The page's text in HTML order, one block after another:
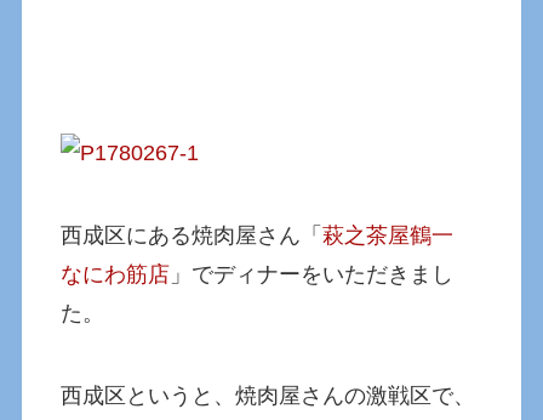
西成区にある焼肉屋さん「萩之茶屋鶴一
なにわ筋店 」でディナーをいただきまし
た。
西成区というと、焼肉屋さんの激戦区で、